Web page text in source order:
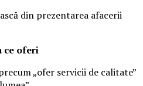
din prezentarea afacerii
ce oferi
„ofer servicii de calitate”